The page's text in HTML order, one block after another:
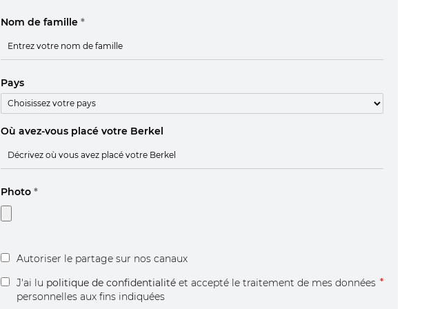
Nom de famille *
Pays
Où avez-vous placé votre Berkel
Photo *
Autoriser le partage sur nos canaux
J'ai lu politique de confidentialitéet accepté le traitement de mes données
personnelles aux fins indiquées